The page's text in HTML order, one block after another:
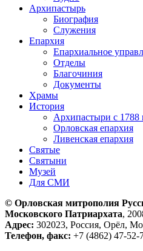
Архипастырь
Биография
Служения
Епархия
Епархиальное
Отделы
Благочиния
Документы
Храмы
История
Архипастыри с 1788
Орловская епархия
Ливенская епархия
Святые
Святыни
Музей
Для СМИ
© Орловская митрополия
Московского Патриархата,
Адрес: 302023, Россия, Орёл,
Телефон, факс: +7 (4862) 47-52-